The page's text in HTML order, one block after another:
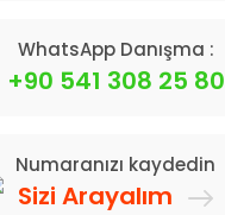
WhatsApp Danışma :
+90 541 308 25 80
Numaranızı kaydedin
Sizi Arayalım